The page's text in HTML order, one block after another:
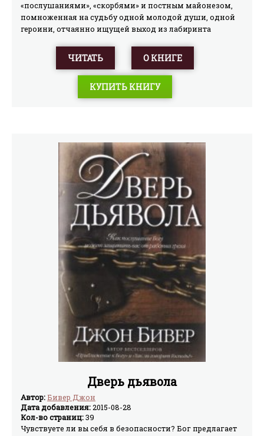
«послушаниями», «скорбями» и постным майонезом,
помноженная на судьбу одной молодой души, одной
героини, отчаянно ищущей выход из лабиринта
мальчиками не встречаться… Но любовь приходит
сама, не спросив разрешения духовного отца, – она
забирает у Христова воина меч и вручает леденец в
ЧИТАТЬ О КНИГЕ
КУПИТЬ КНИГУ
Дверь дьявола
Автор:Бивер Джон
Дата добавления:2015-08-28
Кол-во страниц:39
Чувствуете ли вы себя в безопасности? Бог предлагает